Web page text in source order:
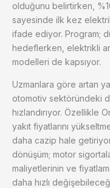
olduğunu belirtirken,
sayesinde ilk kez
ifade ediyor. Program;
hedeflerken, elektrikli
modelleri de kapsıyor.
Uzmanlara göre artan
otomotiv sektöründeki
hızlandırıyor. Özellikle
yakıt fiyatlarını
daha cazip hale
dönüşüm; motor
maliyetlerinin ve
daha hızlı